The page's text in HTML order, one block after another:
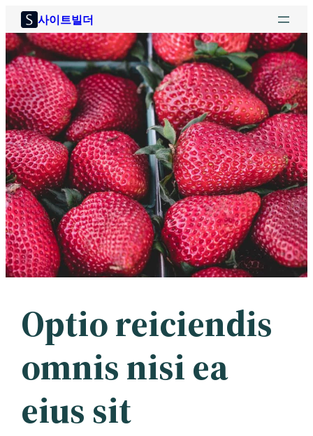
텐
츠
로
바
로
가
기
사이트빌더
Optio reiciendis
omnis nisi ea
eius sit